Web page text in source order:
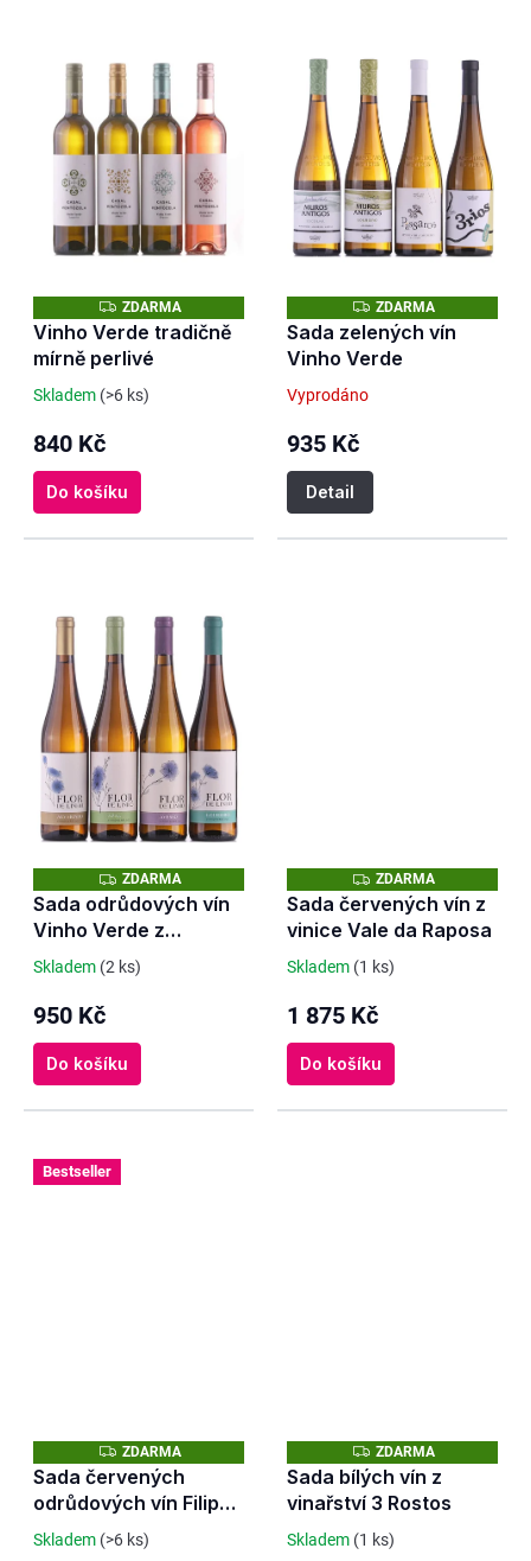
d
u
k
t
ů
Z
D
A
R
A
ZDARMA
Vinho Verde tradičně
mírně perlivé
Skladem (>6 ks)
840 Kč
Do košíku
Z
D
A
R
ZDARMA
Sada zelených vín
Vinho Verde
Vyprodáno
935 Kč
Detail
Z
D
A
R
A
ZDARMA
Sada odrůdových vín
Vinho Verde z
vinařství 3 Rostos
Skladem (2 ks)
950 Kč
Do košíku
Z
D
A
R
A
ZDARMA
Sada červených vín z
vinice Vale da Raposa
Skladem (1 ks)
1 875 Kč
Do košíku
Bestseller
Z
D
A
R
M
A
ZDARMA
Sada červených
odrůdových vín Filipe
Palhoca
Skladem (>6 ks)
Z
D
A
R
A
ZDARMA
Sada bílých vín z
vinařství 3 Rostos
Skladem (1 ks)